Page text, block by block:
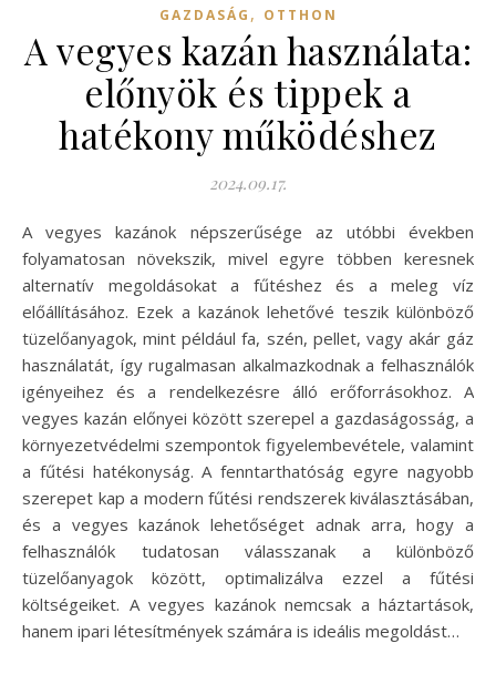
GAZDASÁG , OTTHON
A vegyes kazán használata:
előnyök és tippek a
hatékony működéshez
2024.09.17.
A vegyes kazánok népszerűsége az utóbbi években
folyamatosan növekszik, mivel egyre többen keresnek
alternatív megoldásokat a fűtéshez és a meleg víz
előállításához. Ezek a kazánok lehetővé teszik különböző
tüzelőanyagok, mint például fa, szén, pellet, vagy akár gáz
használatát, így rugalmasan alkalmazkodnak a felhasználók
igényeihez és a rendelkezésre álló erőforrásokhoz. A
vegyes kazán előnyei között szerepel a gazdaságosság, a
környezetvédelmi szempontok figyelembevétele, valamint
a fűtési hatékonyság. A fenntarthatóság egyre nagyobb
szerepet kap a modern fűtési rendszerek kiválasztásában,
és a vegyes kazánok lehetőséget adnak arra, hogy a
felhasználók tudatosan válasszanak a különböző
tüzelőanyagok között, optimalizálva ezzel a fűtési
költségeiket. A vegyes kazánok nemcsak a háztartások,
hanem ipari létesítmények számára is ideális megoldást…